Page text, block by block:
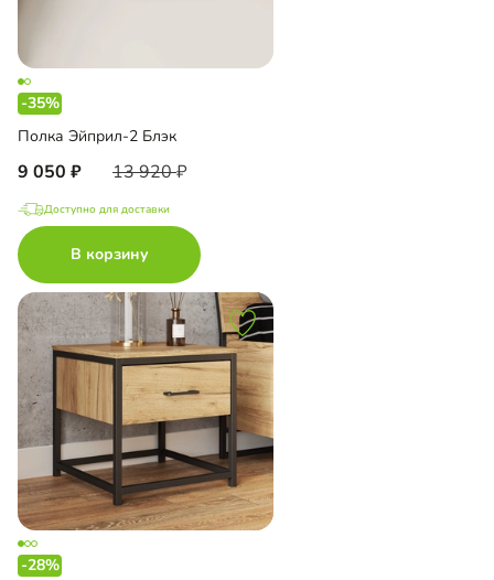
-35%
Полка Эйприл-2 Блэк
9 050 13 920
Доступно для доставки
В корзину
-28%